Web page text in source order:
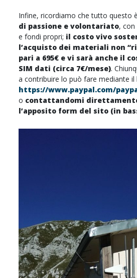
Infine, ricordiamo che tutto questo
di passione e volontariato,
e fondi propri; il costo vivo
l’acquisto dei materiali non
pari a 695€ e vi sarà anche il
SIM dati (circa 7€/mese).
a contribuire lo può fare mediante il
https://www.paypal.com/
o contattandomi
l’apposito form del sito (in